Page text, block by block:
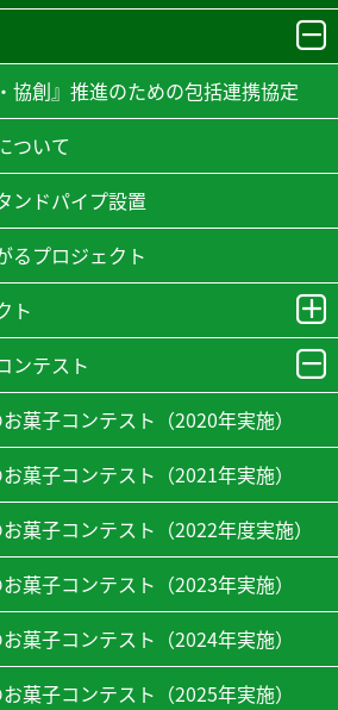
協創』推進のための包括連携協定
ついて
ンドパイプ設置
るプロジェクト
ト
ンテスト
菓子コンテスト（2020年実施）
菓子コンテスト（2021年実施）
菓子コンテスト（2022年度実施）
菓子コンテスト（2023年実施）
菓子コンテスト（2024年実施）
菓子コンテスト（2025年実施）